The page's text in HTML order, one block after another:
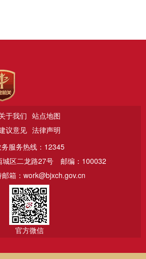
于我们 站点地图
议意见 法律声明
服务热线：12345
区二龙路27号
邮编：100032
箱：work@bjxch.gov.cn
官方微信